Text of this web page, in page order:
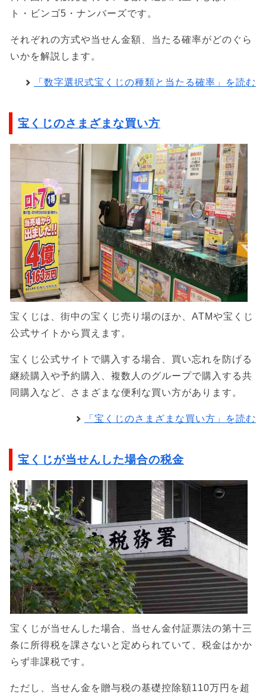
ト・ビンゴ5・ナンバーズです。
それぞれの方式や当せん金額、当たる確率がどのぐら
いかを解説します。
「数字選択式宝くじの種類と当たる確率」を読む
宝くじのさまざまな買い方
宝くじは、街中の宝くじ売り場のほか、ATMや宝くじ
公式サイトから買えます。
宝くじ公式サイトで購入する場合、買い忘れを防げる
継続購入や予約購入、複数人のグループで購入する共
同購入など、さまざまな便利な買い方があります。
「宝くじのさまざまな買い方」を読む
宝くじが当せんした場合の税金
宝くじが当せんした場合、当せん金付証票法の第十三
条に所得税を課さないと定められていて、税金はかか
らず非課税です。
ただし、当せん金を贈与税の基礎控除額110万円を超